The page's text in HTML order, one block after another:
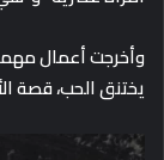
وأخرجت أعمال
يختنق الحب، قصة